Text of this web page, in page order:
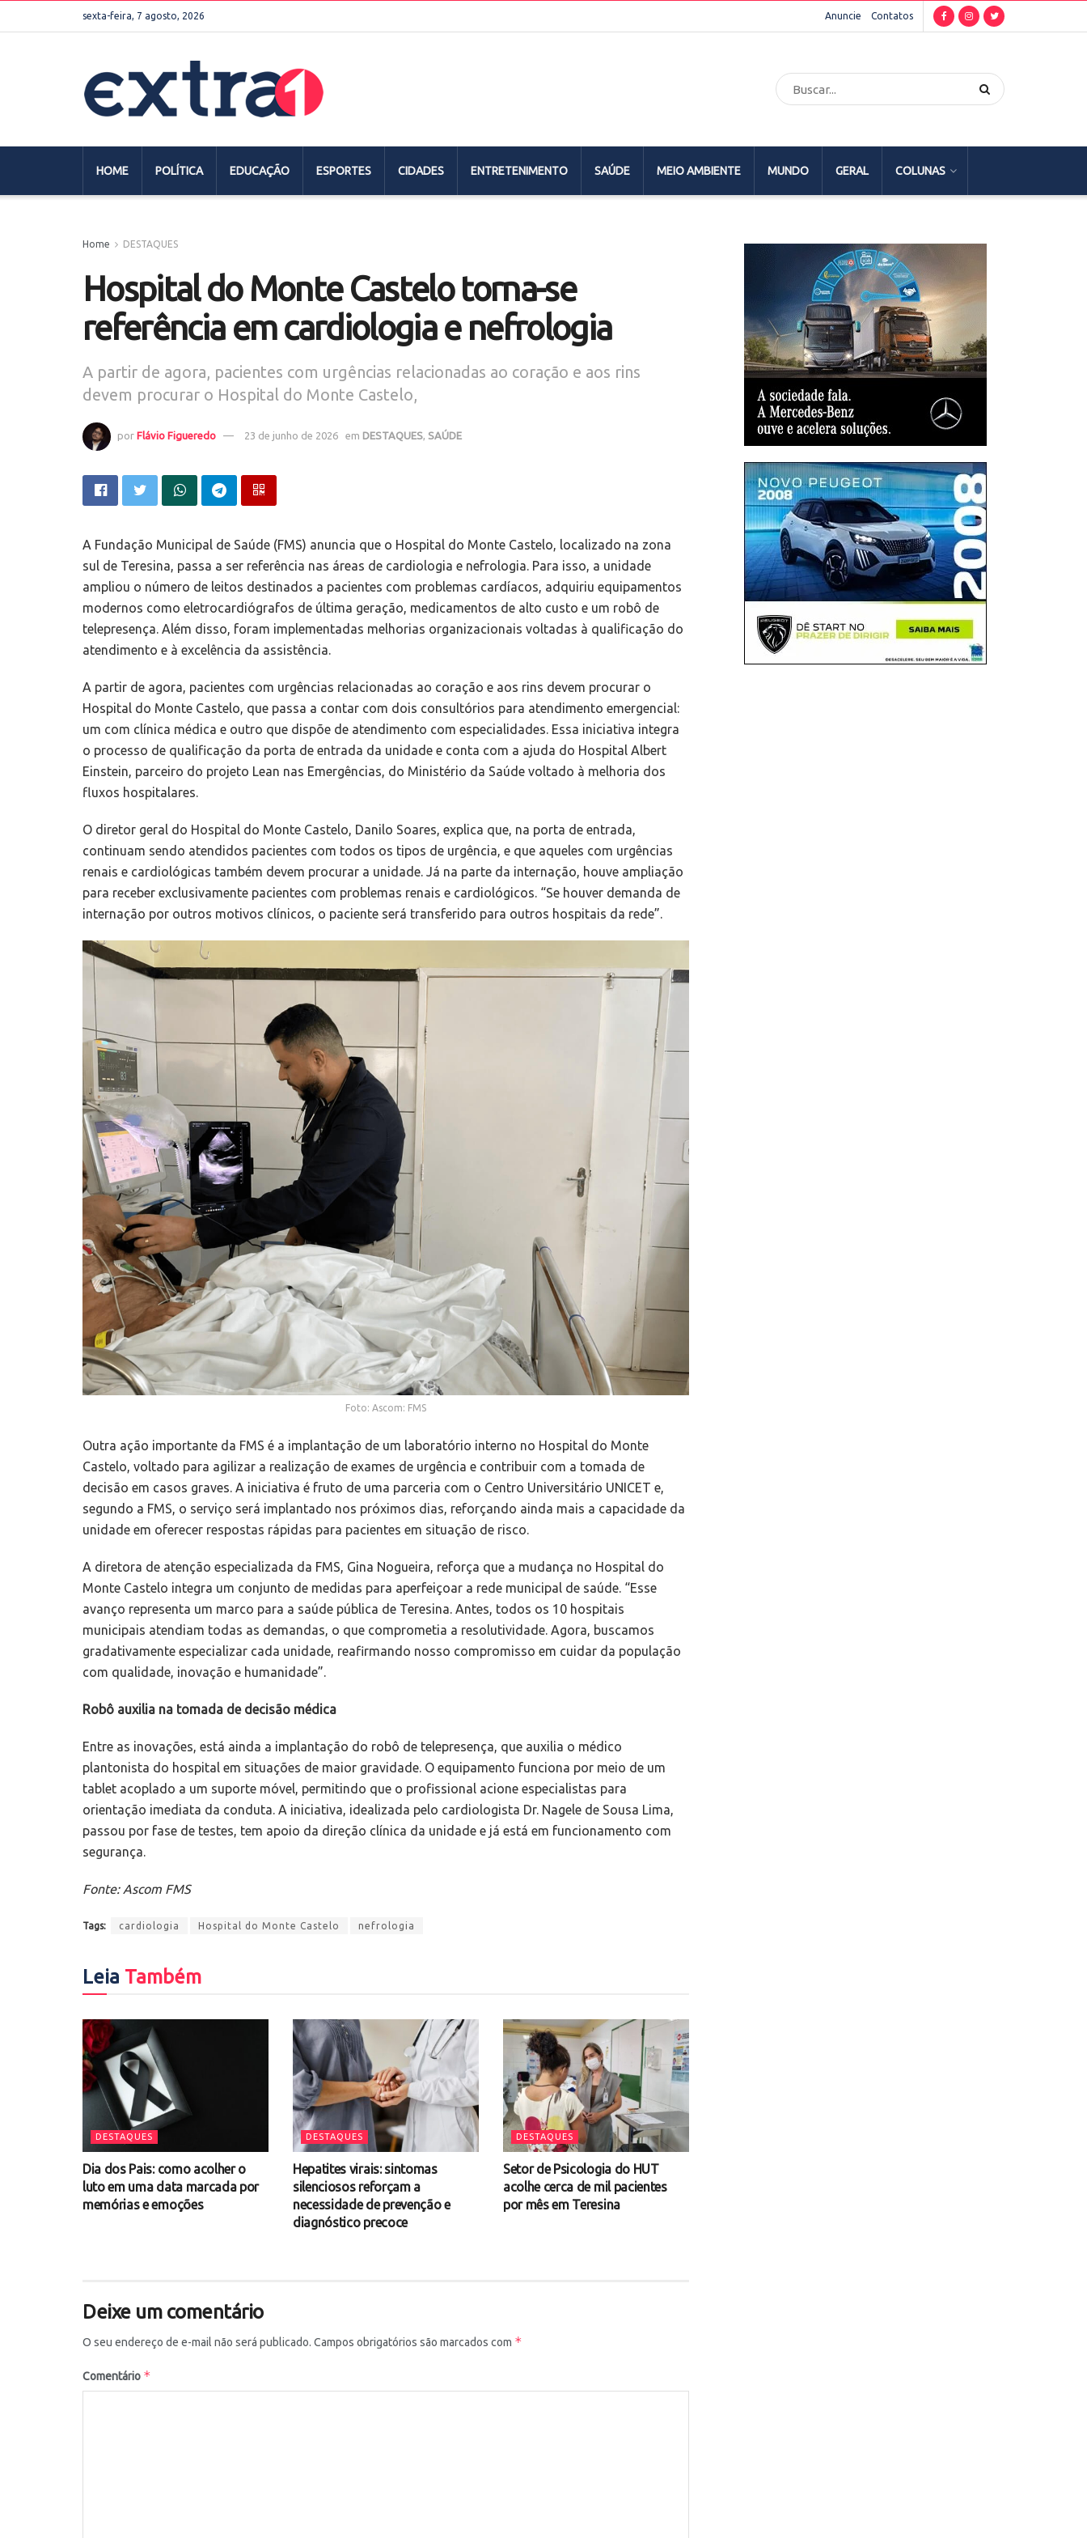
sexta-feira, 7 agosto, 2026 Anuncie Contatos
HOME POLÍTICA EDUCAÇÃO ESPORTES CIDADES ENTRETENIMENTO SAÚDE MEIO AMBIENTE MUNDO GERAL COLUNAS
Home DESTAQUES
Hospital do Monte Castelo torna-se
referência em cardiologia e nefrologia
A partir de agora, pacientes com urgências relacionadas ao coração e aos rins
devem procurar o Hospital do Monte Castelo,
por Flávio Figueredo 23 de junho de 2026 em DESTAQUES SAÚDE
A Fundação Municipal de Saúde (FMS) anuncia que o Hospital do Monte Castelo, localizado na zona
sul de Teresina, passa a ser referência nas áreas de cardiologia e nefrologia. Para isso, a unidade
ampliou o número de leitos destinados a pacientes com problemas cardíacos, adquiriu equipamentos
modernos como eletrocardiógrafos de última geração, medicamentos de alto custo e um robô de
telepresença. Além disso, foram implementadas melhorias organizacionais voltadas à qualificação do
atendimento e à excelência da assistência.
A partir de agora, pacientes com urgências relacionadas ao coração e aos rins devem procurar o
Hospital do Monte Castelo, que passa a contar com dois consultórios para atendimento emergencial:
um com clínica médica e outro que dispõe de atendimento com especialidades. Essa iniciativa integra
o processo de qualificação da porta de entrada da unidade e conta com a ajuda do Hospital Albert
Einstein, parceiro do projeto Lean nas Emergências, do Ministério da Saúde voltado à melhoria dos
fluxos hospitalares.
O diretor geral do Hospital do Monte Castelo, Danilo Soares, explica que, na porta de entrada,
continuam sendo atendidos pacientes com todos os tipos de urgência, e que aqueles com urgências
renais e cardiológicas também devem procurar a unidade. Já na parte da internação, houve ampliação
para receber exclusivamente pacientes com problemas renais e cardiológicos. “Se houver demanda de
internação por outros motivos clínicos, o paciente será transferido para outros hospitais da rede”.
Foto: Ascom: FMS
Outra ação importante da FMS é a implantação de um laboratório interno no Hospital do Monte
Castelo, voltado para agilizar a realização de exames de urgência e contribuir com a tomada de
decisão em casos graves. A iniciativa é fruto de uma parceria com o Centro Universitário UNICET e,
segundo a FMS, o serviço será implantado nos próximos dias, reforçando ainda mais a capacidade da
unidade em oferecer respostas rápidas para pacientes em situação de risco.
A diretora de atenção especializada da FMS, Gina Nogueira, reforça que a mudança no Hospital do
Monte Castelo integra um conjunto de medidas para aperfeiçoar a rede municipal de saúde. “Esse
avanço representa um marco para a saúde pública de Teresina. Antes, todos os 10 hospitais
municipais atendiam todas as demandas, o que comprometia a resolutividade. Agora, buscamos
gradativamente especializar cada unidade, reafirmando nosso compromisso em cuidar da população
com qualidade, inovação e humanidade”.
Robô auxilia na tomada de decisão médica
Entre as inovações, está ainda a implantação do robô de telepresença, que auxilia o médico
plantonista do hospital em situações de maior gravidade. O equipamento funciona por meio de um
tablet acoplado a um suporte móvel, permitindo que o profissional acione especialistas para
orientação imediata da conduta. A iniciativa, idealizada pelo cardiologista Dr. Nagele de Sousa Lima,
passou por fase de testes, tem apoio da direção clínica da unidade e já está em funcionamento com
segurança.
Fonte: Ascom FMS
Tags: cardiologia Hospital do Monte Castelo nefrologia
Leia Também
DESTAQUES
Dia dos Pais: como acolher o
luto em uma data marcada por
memórias e emoções
DESTAQUES
Hepatites virais: sintomas
silenciosos reforçam a
necessidade de prevenção e
diagnóstico precoce
DESTAQUES
Setor de Psicologia do HUT
acolhe cerca de mil pacientes
por mês em Teresina
Deixe um comentário
O seu endereço de e-mail não será publicado. Campos obrigatórios são marcados com *
Comentário *